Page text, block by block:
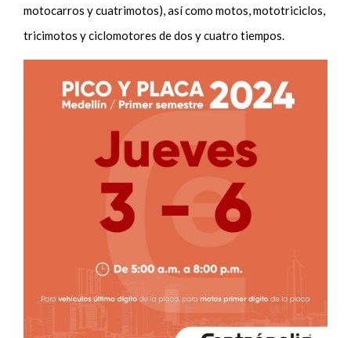
motocarros y cuatrimotos), así como motos, mototriciclos,
tricimotos y ciclomotores de dos y cuatro tiempos.